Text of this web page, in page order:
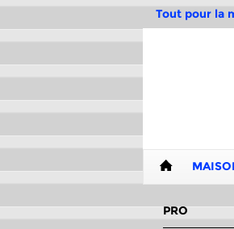
Tout pour la
PRO